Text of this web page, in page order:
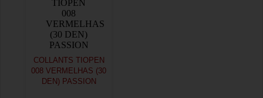
COLLANTS TIOPEN
008 VERMELHAS (30
DEN) PASSION